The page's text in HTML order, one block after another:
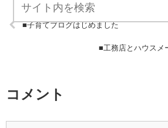
■子育てブログはじめました
■工務店とハウスメ
コメント